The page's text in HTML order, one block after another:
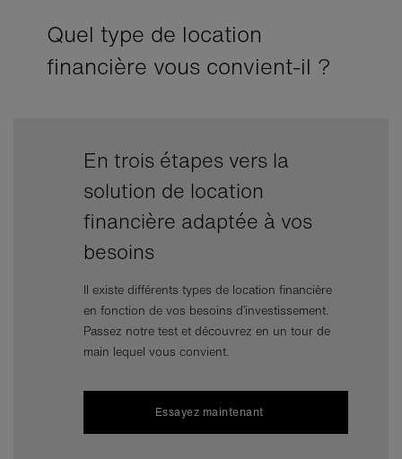
Quel type de location
financière vous convient-il ?
En trois étapes vers la
solution de location
financière adaptée à vos
besoins
Il existe différents types de location financière
en fonction de vos besoins d’investissement.
Passez notre test et découvrez en un tour de
main lequel vous convient.
Essayez maintenant